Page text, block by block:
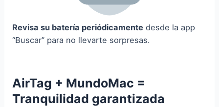
Revisa su batería periódicamente desde la app
“Buscar” para no llevarte sorpresas.
AirTag + MundoMac =
Tranquilidad garantizada